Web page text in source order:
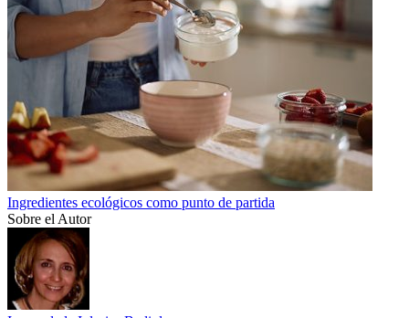
Ingredientes ecológicos como punto de partida
Sobre el Autor